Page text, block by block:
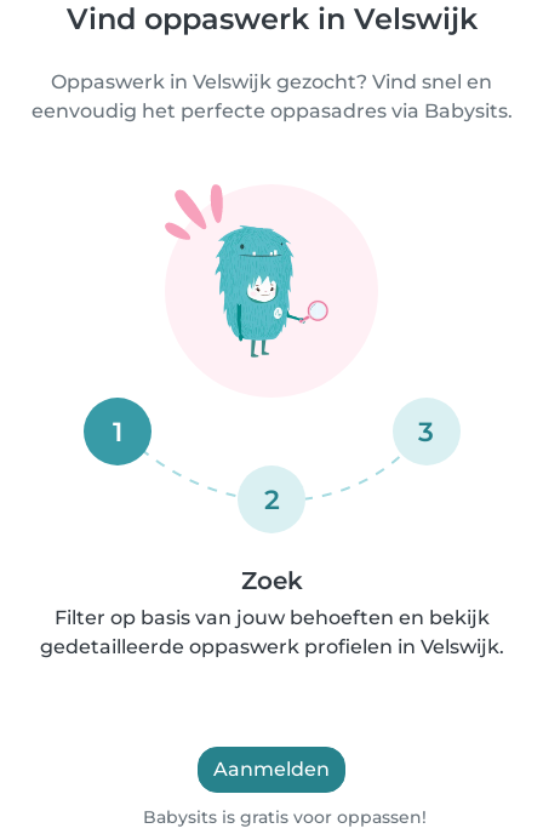
Vind oppaswerk in Velswijk
Oppaswerk in Velswijk gezocht? Vind snel en
eenvoudig het perfecte oppasadres via Babysits.
1
2
3
Zoek
Filter op basis van jouw behoeften en bekijk
gedetailleerde oppaswerk profielen in Velswijk.
Aanmelden
Babysits is gratis voor oppassen!